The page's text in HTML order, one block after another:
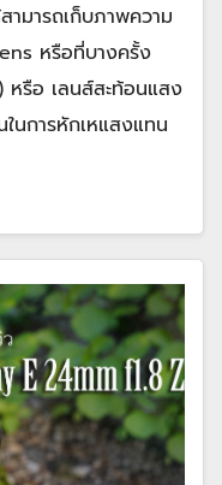
มารถเก็บภาพความ
หรือที่บางครั้ง
หรือ เลนส์สะท้อนแสง
นการหักเหแสงแทน